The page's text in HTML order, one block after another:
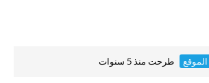
الموقع طرحت منذ 5 سنوات